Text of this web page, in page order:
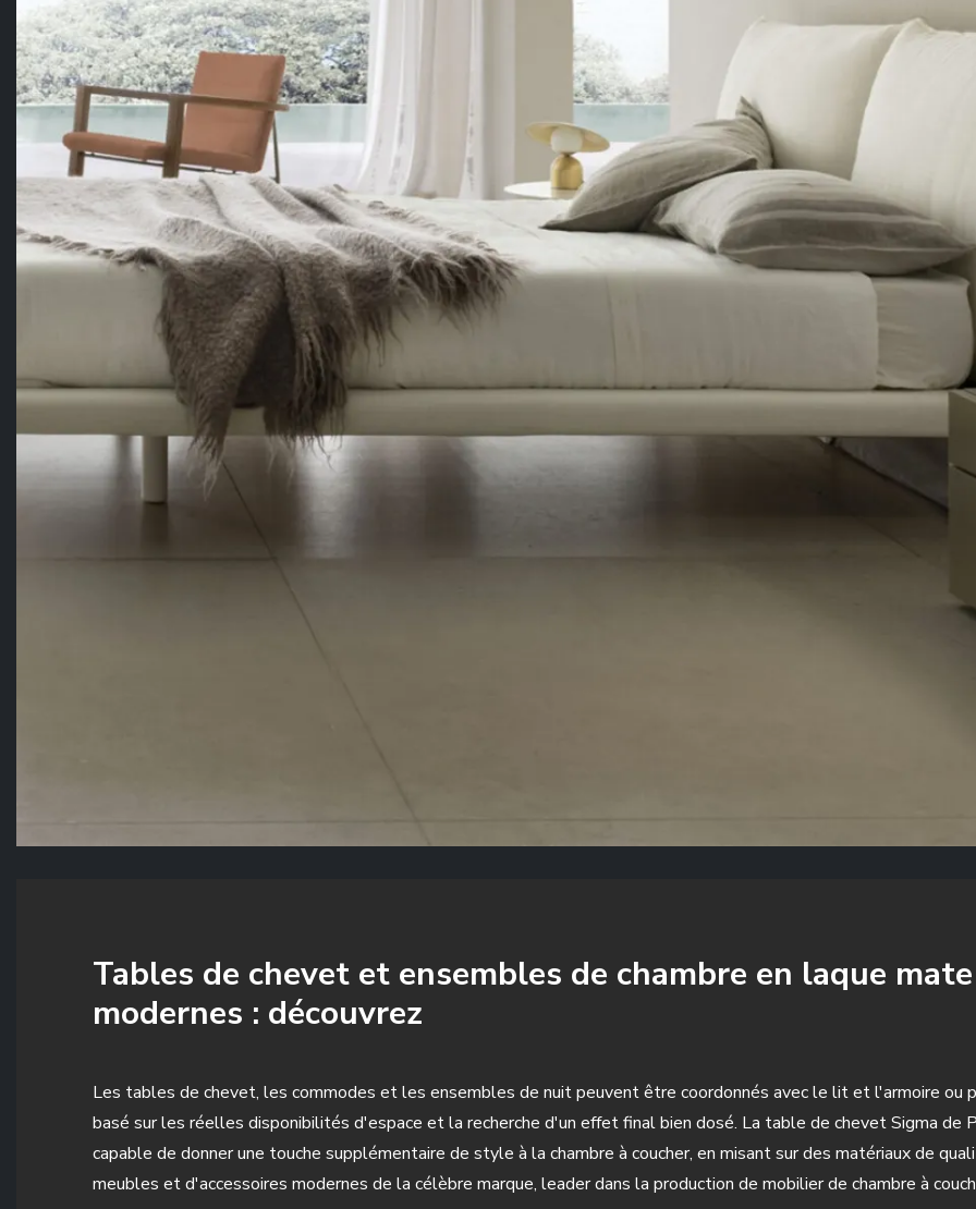
Tables de chevet et ensembles de chambre en laque
modernes : découvrez
Les tables de chevet, les commodes et les ensembles de nuit peuvent être coordonnés avec le lit et l'armoire ou
basé sur les réelles disponibilités d'espace et la recherche d'un effet final bien dosé. La table de chevet Sigma
capable de donner une touche supplémentaire de style à la chambre à coucher, en misant sur des matériaux de
meubles et d'accessoires modernes de la célèbre marque, leader dans la production de mobilier de chambre à